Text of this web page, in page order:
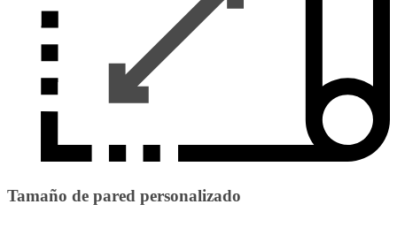
Tamaño de pared personalizado